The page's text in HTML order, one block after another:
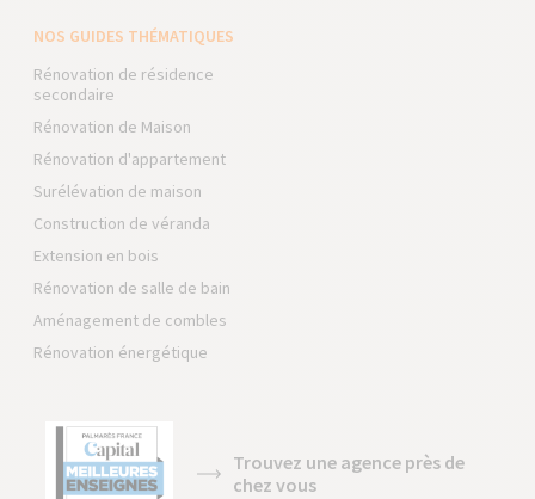
NOS GUIDES THÉMATIQUES
Rénovation de résidence
secondaire
Rénovation de Maison
Rénovation d'appartement
Surélévation de maison
Construction de véranda
Extension en bois
Rénovation de salle de bain
Aménagement de combles
Rénovation énergétique
Trouvez une agence près de
chez vous